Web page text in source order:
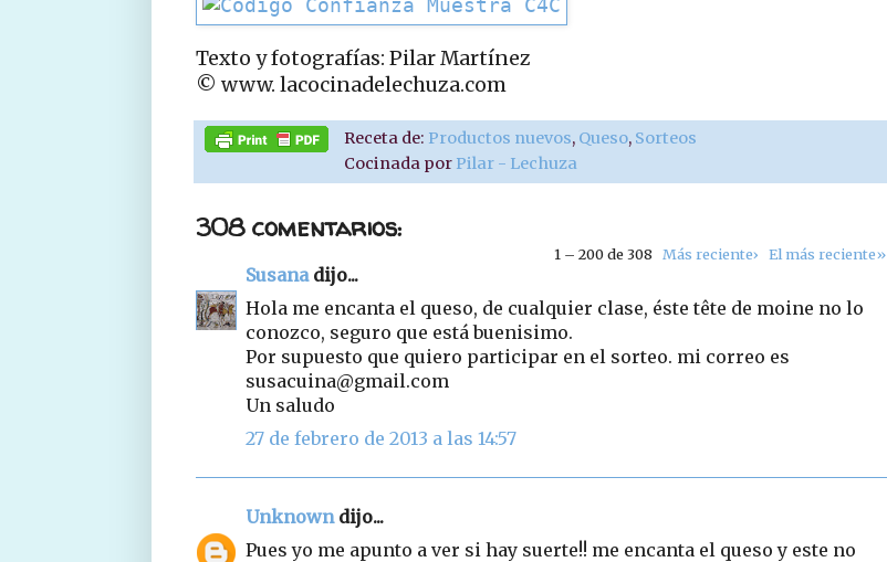
Texto y fotografías: Pilar Martínez
© www. lacocinadelechuza.com
Receta de: Productos nuevos, Queso, Sorteos
Cocinada por Pilar - Lechuza
308 comentarios:
1 – 200 de 308 Más reciente› El más reciente»
Susanadijo...
Hola me encanta el queso, de cualquier clase, éste tête de moine no lo
conozco, seguro que está buenisimo.
Por supuesto que quiero participar en el sorteo. mi correo es
susacuina@gmail.com
Un saludo
27 de febrero de 2013 a las 14:57
Unknowndijo...
Pues yo me apunto a ver si hay suerte!! me encanta el queso y este no